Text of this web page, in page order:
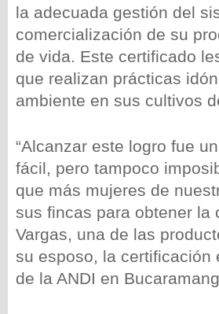
la adecuada gestión del
comercialización de su
de vida. Este certificado
que realizan prácticas
ambiente en sus cultivos
“Alcanzar este logro fue
fácil, pero tampoco
que más mujeres de
sus fincas para obtener la
Vargas, una de las
su esposo, la certificación
de la ANDI en